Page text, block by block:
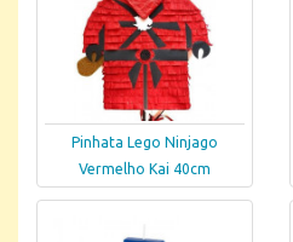
Pinhata Lego Ninjago
Vermelho Kai 40cm